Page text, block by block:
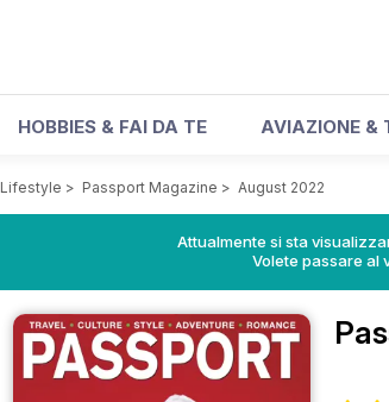
HOBBIES & FAI DA TE AVIAZIONE &
Lifestyle > Passport Magazine > August 2022
Attualmente si sta
Volete passare al